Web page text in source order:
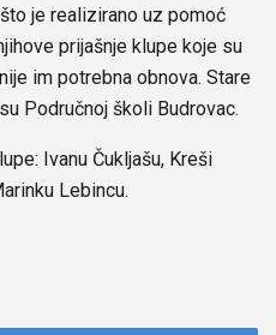
je realizirano uz pomoć
prijašnje klupe koje su
im potrebna obnova. Stare
Područnoj školi Budrovac.
Ivanu Čukljašu, Kreši
Lebincu.